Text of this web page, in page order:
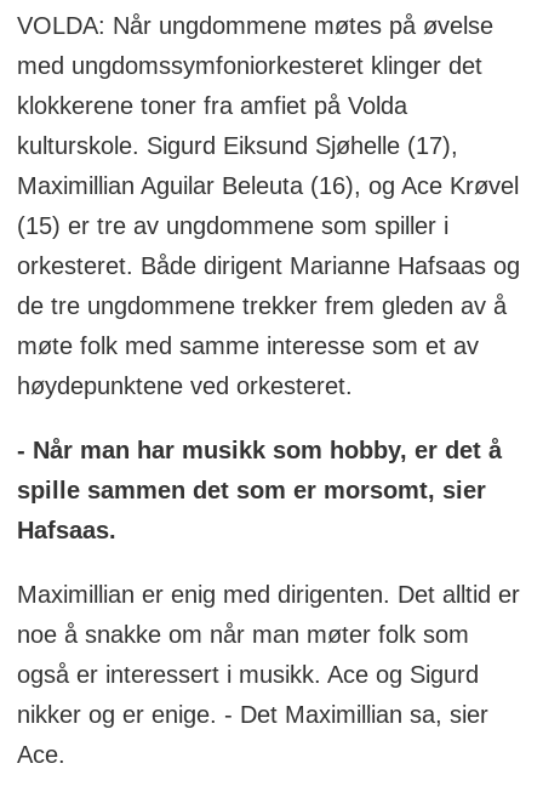
VOLDA: Når ungdommene møtes på øvelse
med ungdomssymfoniorkesteret klinger det
klokkerene toner fra amfiet på Volda
kulturskole. Sigurd Eiksund Sjøhelle (17),
Maximillian Aguilar Beleuta (16), og Ace Krøvel
(15) er tre av ungdommene som spiller i
orkesteret. Både dirigent Marianne Hafsaas og
de tre ungdommene trekker frem gleden av å
møte folk med samme interesse som et av
høydepunktene ved orkesteret.
- Når man har musikk som hobby, er det å
spille sammen det som er morsomt, sier
Hafsaas.
Maximillian er enig med dirigenten. Det alltid er
noe å snakke om når man møter folk som
også er interessert i musikk. Ace og Sigurd
nikker og er enige. - Det Maximillian sa, sier
Ace.